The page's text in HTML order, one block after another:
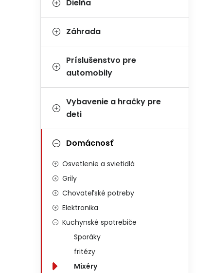
Dielňa
Záhrada
Príslušenstvo pre
automobily
Vybavenie a hračky pre
deti
Domácnosť
Osvetlenie a svietidlá
Grily
Chovateľské potreby
Elektronika
Kuchynské spotrebiče
Sporáky
fritézy
Mixéry